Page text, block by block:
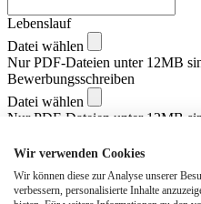
Lebenslauf
Datei wählen
Nur PDF-Dateien unter 12MB
Bewerbungsschreiben
Datei wählen
Nur PDF-Dateien unter 12MB
Datei wählen
Nur PDF-Dateien unter 12MB
Zusätzliche Anhänge
Wir verwenden Cookies
Wir können diese zur Analyse unserer
verbessern, personalisierte Inhalte